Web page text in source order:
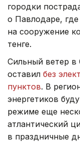
городки
о Павлодаре, где
на сооружение
тенге.
Сильный ветер в
оставил без
пунктов. В
энергетиков
режиме еще
атлантический
в праздничные